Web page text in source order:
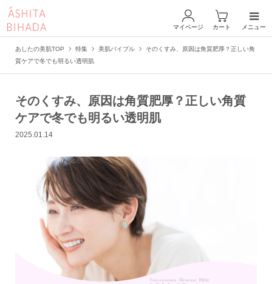
マイページ カート メニュー
あしたの美肌TOP 特集 美肌バイブル
そのくすみ、原因は角質肥厚？正しい角
質ケアで冬でも明るい透明肌
そのくすみ、原因は角質肥厚？正しい角質
ケアで冬でも明るい透明肌
2025.01.14